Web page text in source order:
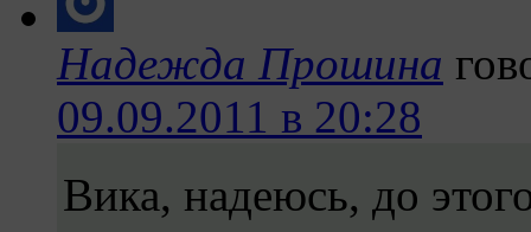
Надежда Прошина
09.09.2011 в 20:28
Вика, надеюсь, до